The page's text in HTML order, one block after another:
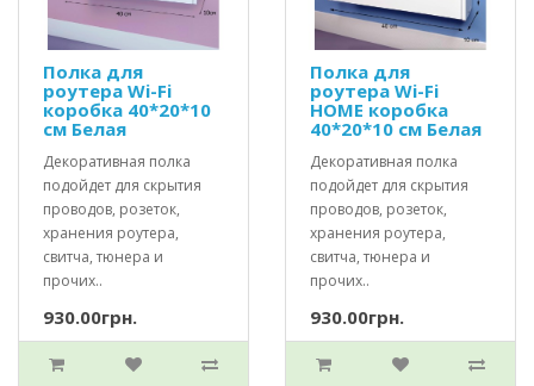
Полка для
роутера Wi-Fi
коробка 40*20*10
см Белая
Декоративная полка
подойдет для скрытия
проводов, розеток,
хранения роутера,
свитча, тюнера и
прочих..
930.00грн.
Полка для
роутера Wi-Fi
HOME коробка
40*20*10 см Белая
Декоративная полка
подойдет для скрытия
проводов, розеток,
хранения роутера,
свитча, тюнера и
прочих..
930.00грн.